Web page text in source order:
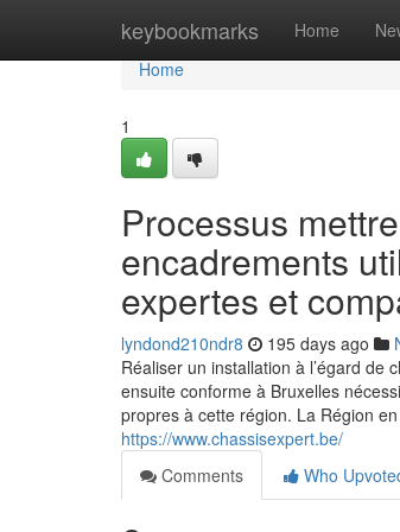
keybookmarks Home
Home
Home
1
Processus
encadrements
expertes et
lyndond210ndr8 195 days ago
Réaliser un installation à l’égard
ensuite conforme à Bruxelles
propres à cette région. La Région
https://www.chassisexpert.be/
Comments
Who